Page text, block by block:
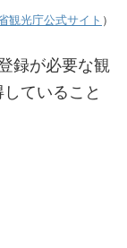
観光庁公式サイト ）
録が必要な観
ていること